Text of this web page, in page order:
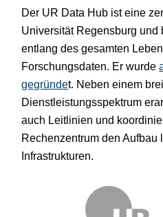
Der UR Data Hub ist eine
Universität Regensburg und
entlang des gesamten
Forschungsdaten. Er wurde
gegründet. Neben einem
Dienstleistungsspektrum
auch Leitlinien und
Rechenzentrum den Aufbau
Infrastrukturen.